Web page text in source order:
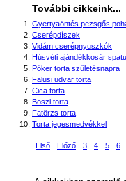
További cikkeink...
Gyertyaöntés pezsgős
Cserépdíszek
Vidám cserépnyuszkók
Húsvéti ajándékkosár
Póker torta születésnapra
Falusi udvar torta
Cica torta
Boszi torta
Fatörzs torta
Torta jegesmedvékkel
Első Előző 3 4 5 6